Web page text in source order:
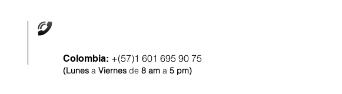
Colombia: +(57)1 601 695 90 75
(Lunes a Viernes de 8 am a 5 pm)